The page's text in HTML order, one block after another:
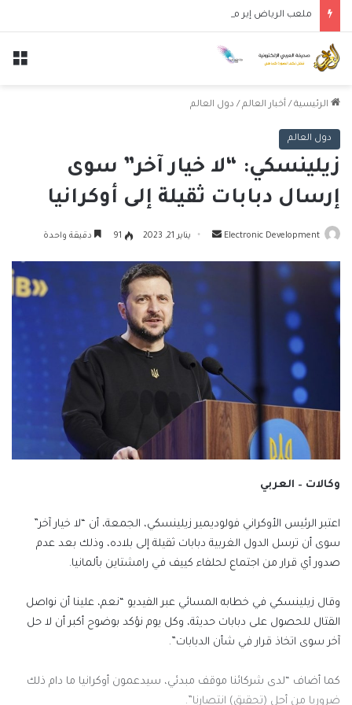
الرئيسية / أخبار العالم / دول العالم
دول العالم
زيلينسكي: “لا خيار آخر” سوى
إرسال دبابات ثقيلة إلى أوكرانيا
Electronic Development
أرسل
إلكترونيا
يناير 21, 2023 91 دقيقة واحدة
وكالات – العربي
اعتبر الرئيس الأوكراني فولوديمير زيلينسكي، الجمعة، أن “لا خيار آخر”
سوى أن ترسل الدول الغربية دبابات ثقيلة إلى بلاده، وذلك بعد عدم
صدور أي قرار من اجتماع لحلفاء كييف في رامشتاين بألمانيا.
وقال زيلينسكي في خطابه المسائي عبر الفيديو “نعم، علينا أن نواصل
القتال للحصول على دبابات حديثة، وكل يوم نؤكد بوضوح أكبر أن لا حل
آخر سوى اتخاذ قرار في شأن الدبابات”.
كما أضاف “لدى شركائنا موقف مبدئي، سيدعمون أوكرانيا ما دام ذلك
ضروريا من أجل (تحقيق) انتصارنا”.